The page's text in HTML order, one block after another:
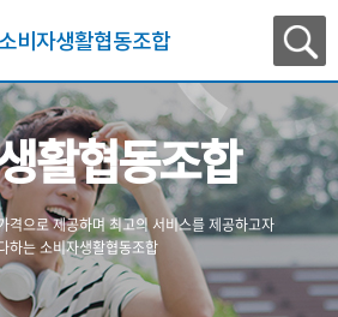
소비자생활협동조합
활협동조합
격으로 제공하며최고의 서비스를 제공하고자
하는 소비자생활협동조합